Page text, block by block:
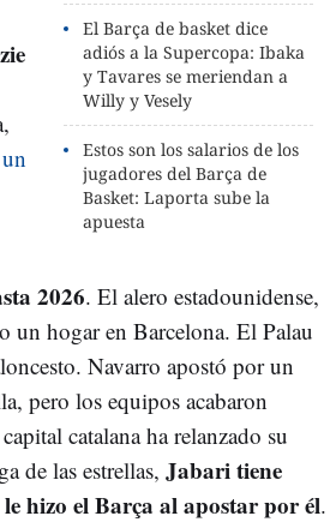
El Barça de basket dice
adiós a la Supercopa: Ibaka
y Tavares se meriendan a
Willy y Vesely
Estos son los salarios de los
jugadores del Barça de
Basket: Laporta sube la
apuesta
2026. El alero estadounidense,
un hogar en Barcelona. El Palau
Navarro apostó por un
pero los equipos acabaron
catalana ha relanzado su
de las estrellas, Jabari tiene
hizo el Barça al apostar por él.